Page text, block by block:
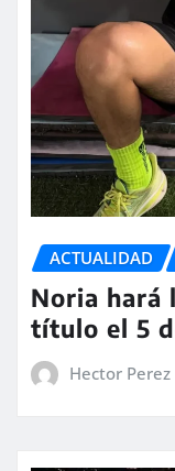
ACTUALIDAD
Noria hará
título el 5
Hector Perez